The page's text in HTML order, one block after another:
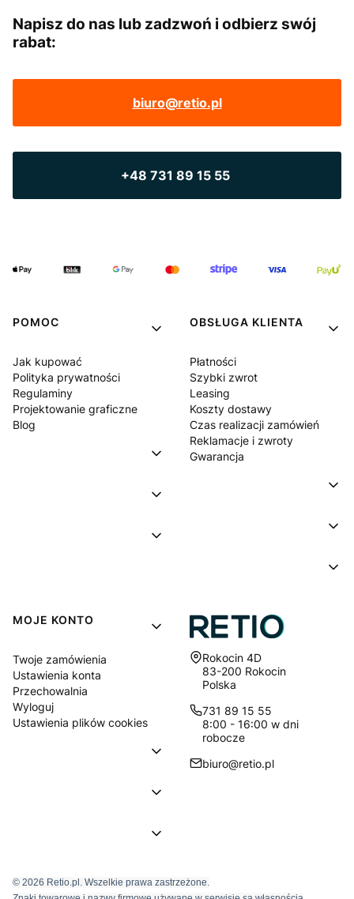
Napisz do nas lub zadzwoń i odbierz swój
rabat:
biuro@retio.pl
+48 731 89 15 55
POMOC
Jak kupować
Polityka prywatności
Regulaminy
Projektowanie graficzne
Blog
OBSŁUGA KLIENTA
Płatności
Szybki zwrot
Leasing
Koszty dostawy
Czas realizacji zamówień
Reklamacje i zwroty
Gwarancja
MOJE KONTO
Twoje zamówienia
Ustawienia konta
Przechowalnia
Wyloguj
Ustawienia plików cookies
Adres:
Rokocin 4D
83-200 Rokocin
Polska
731 89 15 55
8:00 - 16:00 w dni
robocze
biuro@retio.pl
© 2026 Retio.pl. Wszelkie prawa zastrzeżone.